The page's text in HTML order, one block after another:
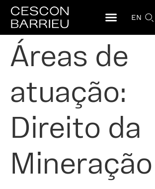
EN
Áreas de
atuação:
Direito da
Mineração